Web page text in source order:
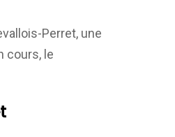
Perret, une
cours, le